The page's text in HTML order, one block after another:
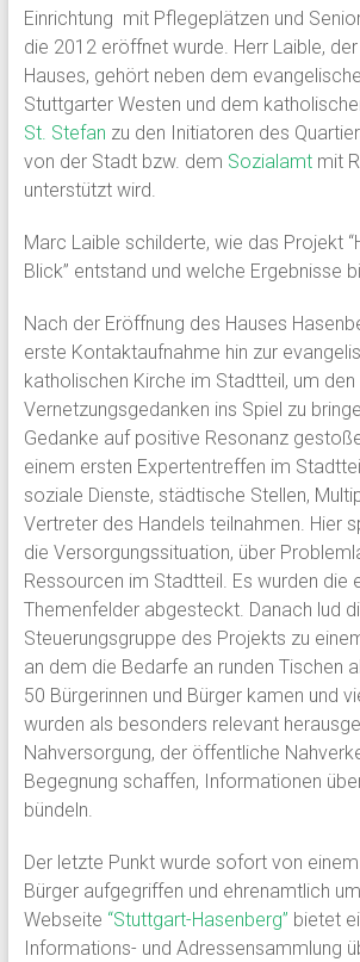
Einrichtung mit Pflegeplätzen und
die 2012 eröffnet wurde. Herr Laible,
Hauses, gehört neben dem
Stuttgarter Westen und dem
St. Stefan zu den Initiatoren des
von der Stadt bzw. dem Sozialamtmit
unterstützt wird.
Marc Laible schilderte, wie das Projekt
Blick” entstand und welche Ergebnisse
Nach der Eröffnung des Hauses
erste Kontaktaufnahme hin zur
katholischen Kirche im Stadtteil, um den
Vernetzungsgedanken ins Spiel zu
Gedanke auf positive Resonanz
einem ersten Expertentreffen im
soziale Dienste, städtische Stellen,
Vertreter des Handels teilnahmen. Hier
die Versorgungssituation, über
Ressourcen im Stadtteil. Es wurden die
Themenfelder abgesteckt. Danach lud
Steuerungsgruppe des Projekts zu
an dem die Bedarfe an runden Tischen
50 Bürgerinnen und Bürger kamen und
wurden als besonders relevant
Nahversorgung, der öffentliche
Begegnung schaffen, Informationen
bündeln.
Der letzte Punkt wurde sofort von
Bürger aufgegriffen und ehrenamtlich
Webseite “Stuttgart-Hasenberg” bietet
Informations- und Adressensammlung